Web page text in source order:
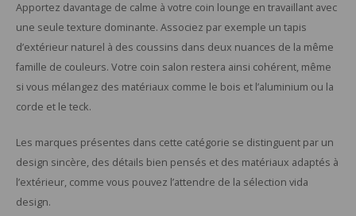
Apportez davantage de calme à votre coin lounge en travaillant avec
une seule texture dominante. Associez par exemple un tapis
d’extérieur naturel à des coussins dans deux nuances de la même
famille de couleurs. Votre coin salon restera ainsi cohérent, même
si vous mélangez des matériaux comme le bois et l’aluminium ou la
corde et le teck.
Les marques présentes dans cette catégorie se distinguent par un
design sincère, des détails bien pensés et des matériaux adaptés à
l’extérieur, comme vous pouvez l’attendre de la sélection vida
design.